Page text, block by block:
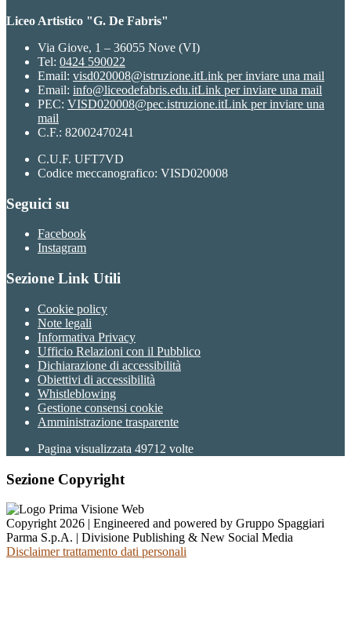
Liceo Artistico "G. De Fabris"
Via Giove, 1 – 36055 Nove (VI)
Tel: 0424 590022
Email: visd020008@istruzione.itLink per inviare una mail
Email: info@liceodefabris.edu.itLink per inviare una mail
PEC: VISD020008@pec.istruzione.itLink per inviare una
mail
C.F.: 82002470241
C.U.F. UFT7VD
Codice meccanografico: VISD020008
Seguici su
Facebook
Instagram
Sezione Link Utili
Cookie policy
Note legali
Informativa Privacy
Ufficio Relazioni con il Pubblico
Dichiarazione di accessibilità
Obiettivi di accessibilità
Whistleblowing
Gestione consensi cookie
Amministrazione trasparente
Pagina visualizzata 49712 volte
Sezione Copyright
Copyright 2026 | Engineered and powered by Gruppo Spaggiari
Parma S.p.A. | Divisione Publishing & New Social Media
Disclaimer trattamento dati personali